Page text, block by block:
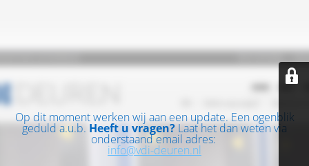
Op dit moment werken wij aan een update. Een ogenblik
geduld a.u.b. Heeft u vragen? Laat het dan weten via
onderstaand email adres:
info@vdi-deuren.nl